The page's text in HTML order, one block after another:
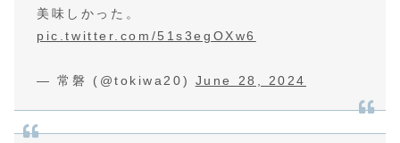
美味しかった。
pic.twitter.com/51s3egOXw6
— 常磐 (@tokiwa20) June 28, 2024